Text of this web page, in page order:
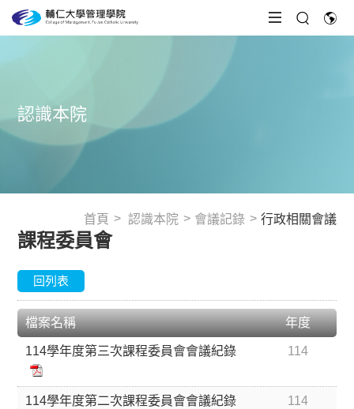
認識本院
首頁 認識本院 會議記錄 行政相關會議
課程委員會
回列表
檔案名稱 年度
114學年度第三次課程委員會會議紀錄 114
114學年度第二次課程委員會會議紀錄 114